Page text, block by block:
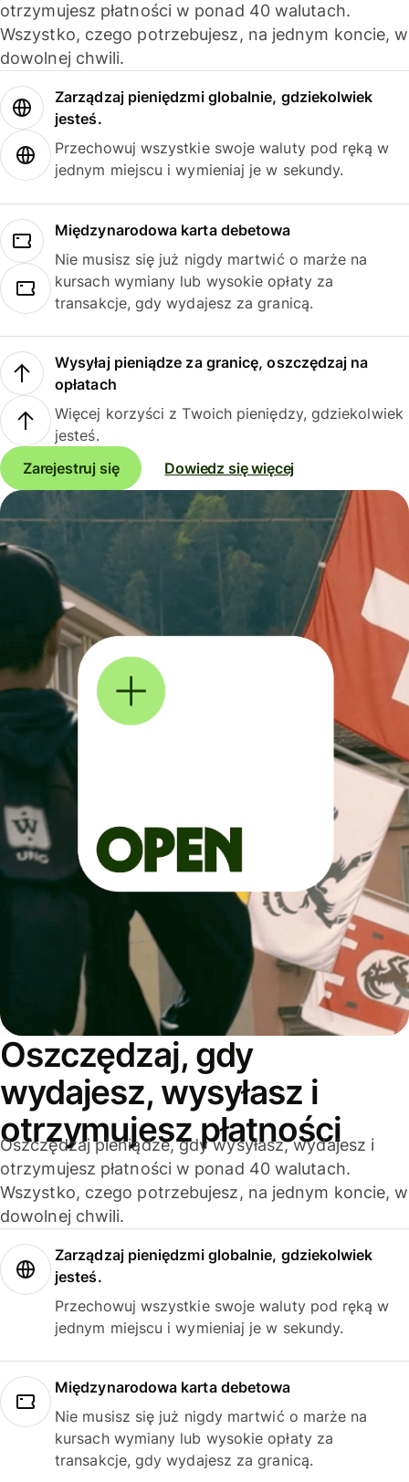
otrzymujesz płatności w ponad 40 walutach.
Wszystko, czego potrzebujesz, na jednym koncie, w
dowolnej chwili.
Zarządzaj pieniędzmi globalnie, gdziekolwiek
jesteś.
Przechowuj wszystkie swoje waluty pod ręką w
jednym miejscu i wymieniaj je w sekundy.
Międzynarodowa karta debetowa
Nie musisz się już nigdy martwić o marże na
kursach wymiany lub wysokie opłaty za
transakcje, gdy wydajesz za granicą.
Wysyłaj pieniądze za granicę, oszczędzaj na
opłatach
Więcej korzyści z Twoich pieniędzy, gdziekolwiek
jesteś.
Zarejestruj się
Dowiedz się więcej
Oszczędzaj, gdy
wydajesz, wysyłasz i
otrzymujesz płatności
Oszczędzaj pieniądze, gdy wysyłasz, wydajesz i
otrzymujesz płatności w ponad 40 walutach.
Wszystko, czego potrzebujesz, na jednym koncie, w
dowolnej chwili.
Zarządzaj pieniędzmi globalnie, gdziekolwiek
jesteś.
Przechowuj wszystkie swoje waluty pod ręką w
jednym miejscu i wymieniaj je w sekundy.
Międzynarodowa karta debetowa
Nie musisz się już nigdy martwić o marże na
kursach wymiany lub wysokie opłaty za
transakcje, gdy wydajesz za granicą.